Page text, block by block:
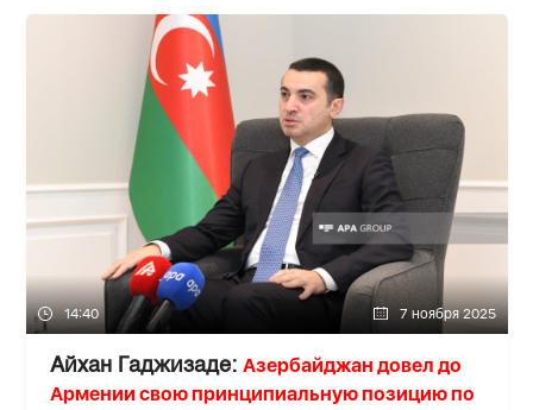
14:40 7 ноября 2025
Айхан Гаджизаде: Азербайджан довел до
Армении свою принципиальную позицию по